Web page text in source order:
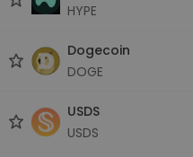
HYPE
Dogecoin
DOGE
USDS
USDS